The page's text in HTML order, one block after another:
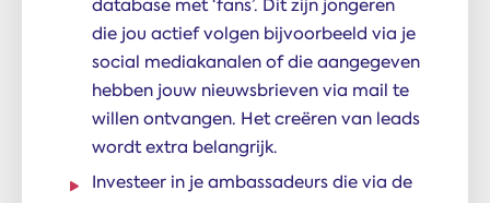
database met ‘fans’. Dit zijn jongeren
die jou actief volgen bijvoorbeeld via je
social mediakanalen of die aangegeven
hebben jouw nieuwsbrieven via mail te
willen ontvangen. Het creëren van leads
wordt extra belangrijk.
Investeer in je ambassadeurs die via de